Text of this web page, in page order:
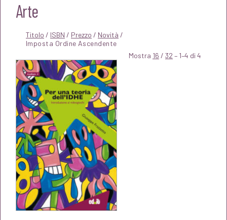
Arte
Titolo / ISBN / Prezzo / Novità /
Mostra 16 / 32 – 1–4 di 4